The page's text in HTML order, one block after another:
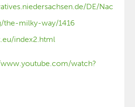
DE/Nac
the-milky-way/1416
index2.html
watch?